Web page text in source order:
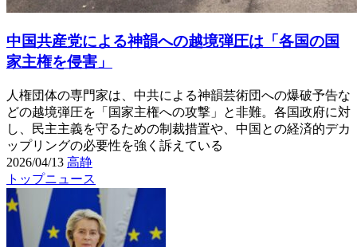
中国共産党による神韻への越境弾圧は「各国の国
家主権を侵害」
人権団体の専門家は、中共による神韻芸術団への爆破予告な
どの越境弾圧を「国家主権への攻撃」と非難。各国政府に対
し、民主主義を守るための制裁措置や、中国との経済的デカ
ップリングの必要性を強く訴えている
2026/04/13 高静
トップニュース